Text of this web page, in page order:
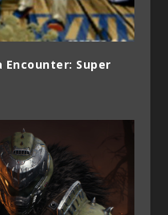
Encounter: Super